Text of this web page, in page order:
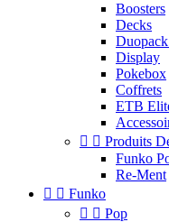
Boosters
Decks
Display
Pokebox
Coffrets
ETB
  Produits
Funko
Re-Ment
  Funko
  Pop